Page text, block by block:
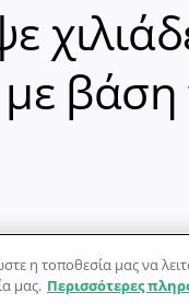
με
η τοποθεσία μας να
μας. Περισσότερες